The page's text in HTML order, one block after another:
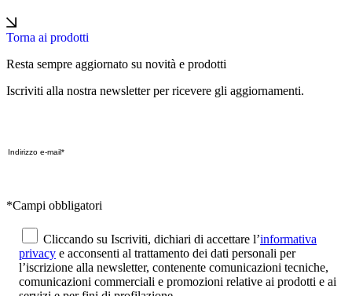
Torna ai prodotti
Resta sempre aggiornato su novità e prodotti
Iscriviti alla nostra newsletter per ricevere gli aggiornamenti.
*Campi obbligatori
Cliccando su Iscriviti, dichiari di accettare l’informativa
privacy e acconsenti al trattamento dei dati personali per
l’iscrizione alla newsletter, contenente comunicazioni tecniche,
comunicazioni commerciali e promozioni relative ai prodotti e ai